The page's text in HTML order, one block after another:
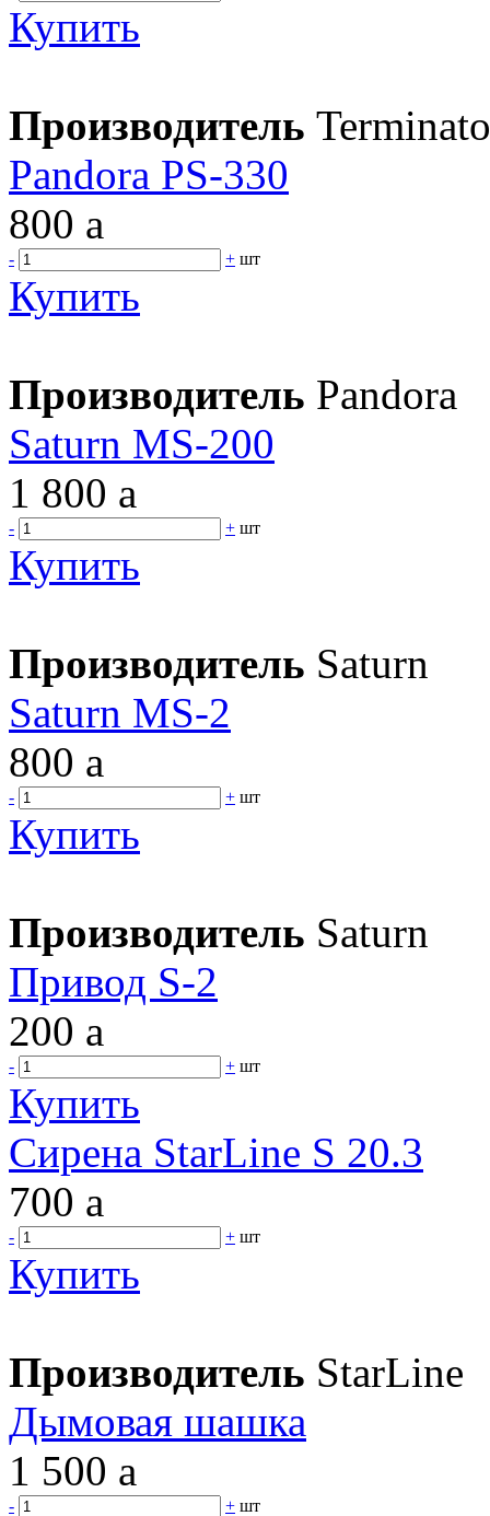
Купить
Производитель
Pandora PS-330
800 a
- + шт
Купить
Производитель Pandora
Saturn MS-200
1 800 a
- + шт
Купить
Производитель Saturn
Saturn MS-2
800 a
- + шт
Купить
Производитель Saturn
Привод S-2
200 a
- + шт
Купить
Сирена StarLine S 20.3
700 a
- + шт
Купить
Производитель StarLine
Дымовая шашка
1 500 a
- + шт